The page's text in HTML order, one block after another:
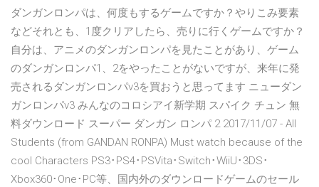
ダンガンロンパは、何度もするゲームですか？やりこみ要素
などそれとも、1度クリアしたら、売りに行くゲームですか？
自分は、アニメのダンガンロンパを見たことがあり、ゲーム
のダンガンロンパ1、2をやったことがないですが、来年に発
売されるダンガンロンパv3を買おうと思ってます ニューダン
ガンロンパv3 みんなのコロシアイ新学期 スパイク チュン 無
料ダウンロード スーパー ダンガン ロンパ 2 2017/11/07 - All
Students (from GANDAN RONPA) Must watch because of the
cool Characters PS3･PS4･PSVita･Switch･WiiU･3DS･
Xbox360･One･PC等、国内外のダウンロードゲームのセール